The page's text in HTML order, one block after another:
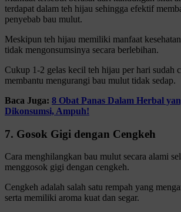
terdapat dalam teh hijau sehingga efektif
penyebab bau mulut.
Meskipun teh hijau memiliki manfaat
tidak mengonsumsinya secara berlebihan.
Cukup 1-2 gelas kecil teh hijau per hari sudah
membantu mengurangi bau mulut tidak sedap.
Baca Juga: 8 Obat Panas Dalam Herbal
Dikonsumsi, Ampuh!
7. Gosok Gigi dengan Cengkeh
Cara menghilangkan bau mulut secara alami
menggosok gigi dengan cengkeh.
Cengkeh adalah salah satu rempah yang
serta memiliki aroma kuat dan segar.